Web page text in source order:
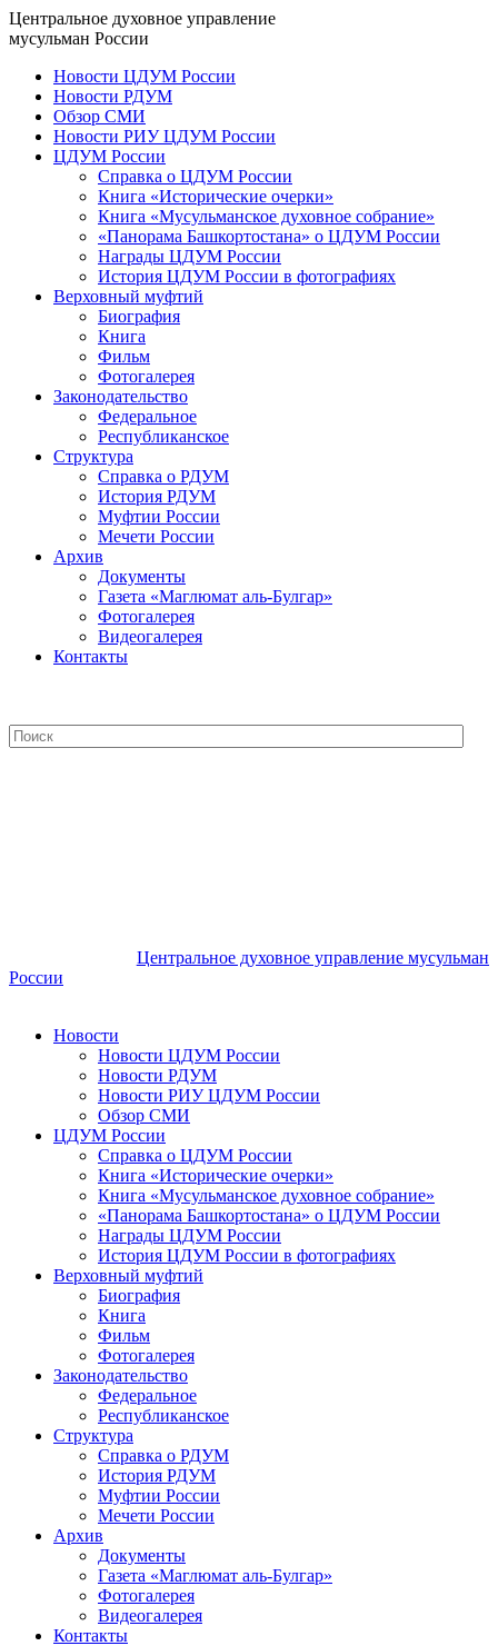
Центральное духовное управление
мусульман России
Новости ЦДУМ России
Новости РДУМ
Обзор СМИ
Новости РИУ ЦДУМ России
ЦДУМ России
Справка о ЦДУМ России
Книга «Исторические очерки»
Книга «Мусульманское духовное собрание»
«Панорама Башкортостана» о ЦДУМ России
Награды ЦДУМ России
История ЦДУМ России в фотографиях
Верховный муфтий
Биография
Книга
Фильм
Фотогалерея
Законодательство
Федеральное
Республиканское
Структура
Справка о РДУМ
История РДУМ
Муфтии России
Мечети России
Архив
Документы
Газета «Маглюмат аль-Булгар»
Фотогалерея
Видеогалерея
Контакты
Центральное духовное управление мусульман
России
Новости
Новости ЦДУМ России
Новости РДУМ
Новости РИУ ЦДУМ России
Обзор СМИ
ЦДУМ России
Справка о ЦДУМ России
Книга «Исторические очерки»
Книга «Мусульманское духовное собрание»
«Панорама Башкортостана» о ЦДУМ России
Награды ЦДУМ России
История ЦДУМ России в фотографиях
Верховный муфтий
Биография
Книга
Фильм
Фотогалерея
Законодательство
Федеральное
Республиканское
Структура
Справка о РДУМ
История РДУМ
Муфтии России
Мечети России
Архив
Документы
Газета «Маглюмат аль-Булгар»
Фотогалерея
Видеогалерея
Контакты